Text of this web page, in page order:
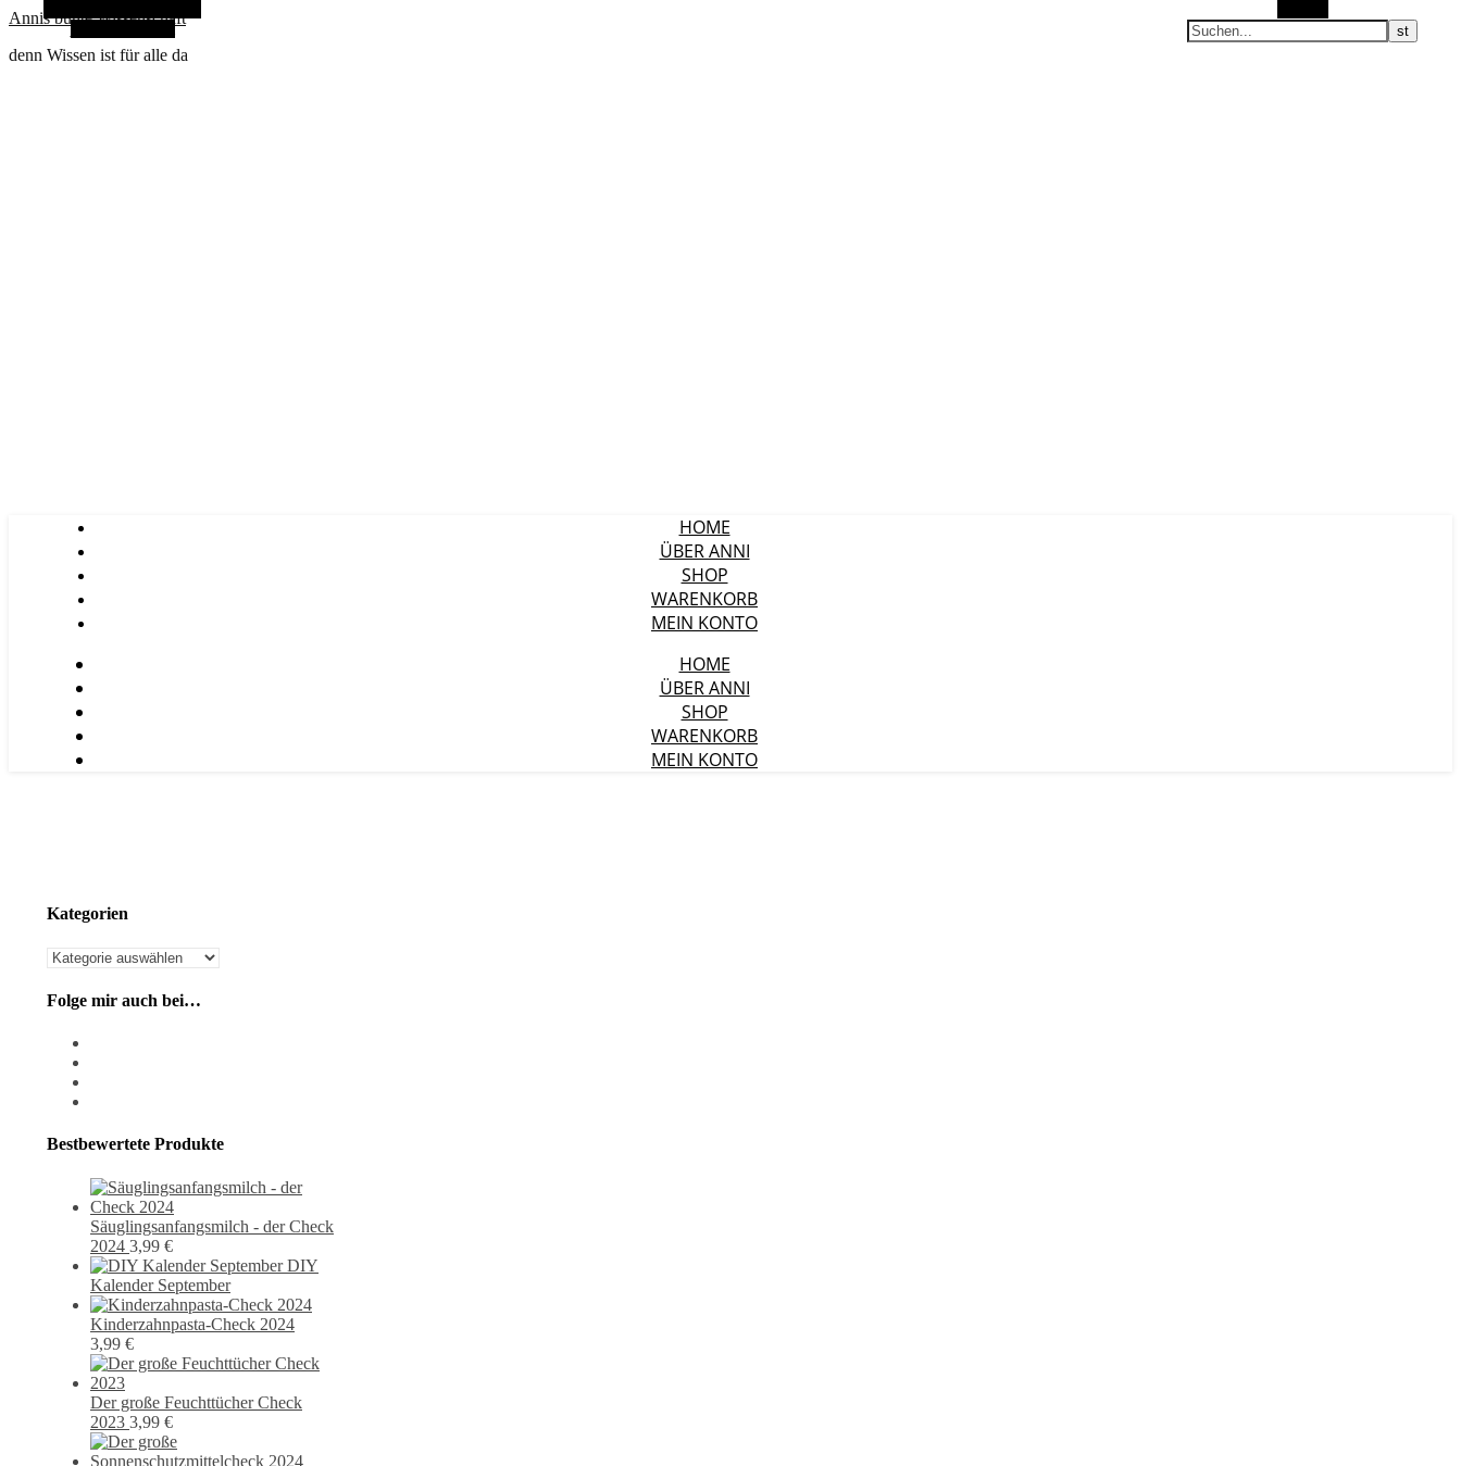
Annis bunte Wissenschaft
denn Wissen ist für alle da
Zufallsauswahl
HOME
ÜBER ANNI
SHOP
WARENKORB
MEIN KONTO
HOME
ÜBER ANNI
SHOP
WARENKORB
MEIN KONTO
Kategorien
Kategorien
Folge mir auch bei…
Bestbewertete Produkte
Säuglingsanfangsmilch - der Check
2024 3,99 €
DIY
Kalender September
Kinderzahnpasta-Check 2024
3,99 €
Der große Feuchttücher Check
2023 3,99 €